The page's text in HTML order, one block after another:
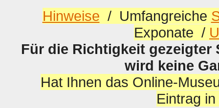
Hinweise / Umfangreiche
Exponate /
Für die Richtigkeit
wird keine
Hat Ihnen das Online-
Eintrag